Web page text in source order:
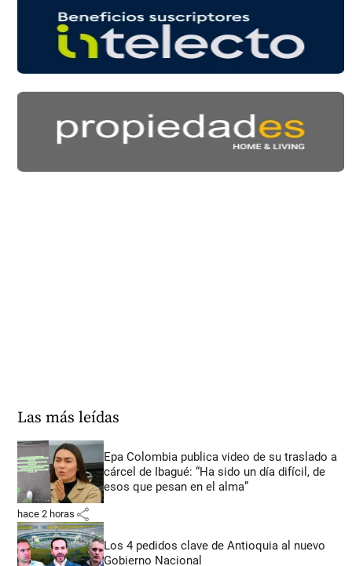
Las más leídas
Epa Colombia publica video de su traslado a
cárcel de Ibagué: “Ha sido un día difícil, de
esos que pesan en el alma”
hace 2 horas share
Los 4 pedidos clave de Antioquia al nuevo
Gobierno Nacional